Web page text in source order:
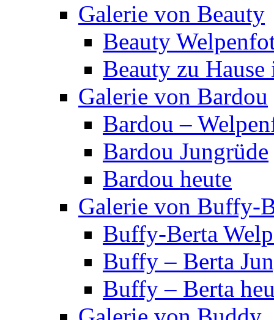
Galerie von Beauty
Beauty
Beauty zu Hause
Galerie von Bardou
Bardou –
Bardou Jungrüde
Bardou heute
Galerie von Buffy-
Buffy-Berta
Buffy – Berta
Buffy – Berta